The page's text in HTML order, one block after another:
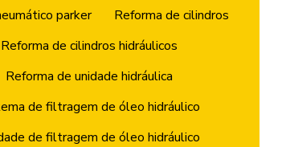
parker
Reforma de cilindros
Reforma de cilindros hidráulicos
Reforma de unidade hidráulica
de filtragem de óleo hidráulico
de filtragem de óleo hidráulico